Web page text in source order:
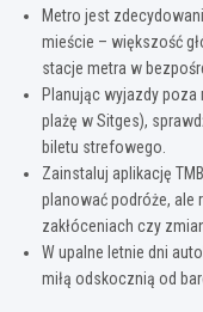
Metro jest
mieście – większość
stacje metra w
Planując wyjazdy
plażę w Sitges),
biletu strefowego.
Zainstaluj aplikację
planować podróże, ale
zakłóceniach czy
W upalne letnie dni
miłą odskocznią od